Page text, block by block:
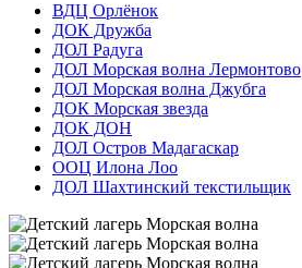
ВДЦ Орлёнок
ДОК Дружба
ДОЛ Радуга
ДОЛ Морская волна Лермонтово
ДОЛ Морская волна Джубга
ДОК Морская звезда
ДОК ДОН
ДОЛ Остров Мадагаскар
ООЦ Илона Лоо
ДОЛ Шахтинский текстильщик